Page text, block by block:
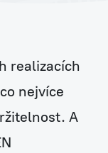
realizacích
nejvíce
A